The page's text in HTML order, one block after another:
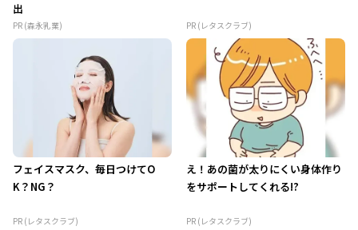
出
PR (森永乳業) PR (レタスクラブ)
フェイスマスク、毎日つけてO
K？NG？
PR (レタスクラブ)
え！あの菌が太りにくい身体作り
をサポートしてくれる!?
PR (レタスクラブ)